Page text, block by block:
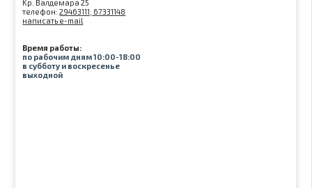
Kр. Валдемара 25
телефон:29463111, 67331148
написать e-mail
Время работы:
по рабочим дням 10:00-18:00
в субботу и воскресенье
выходной